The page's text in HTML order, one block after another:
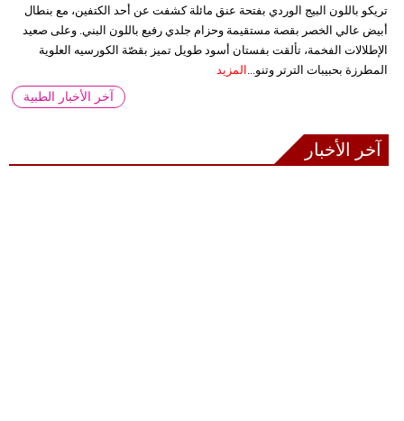
تريكو باللون البيج الوردي بفتحة عنق مائلة كشفت عن أحد الكتفين، مع بنطال
أبيض عالي الخصر بقصة مستقيمة وحزام جلدي رفيع باللون البني. وعلى صعيد
الإطلالات الفخمة، تألقت بفستان أسود طويل تميز بقصّة الكورسيه العلوية
المطرزة بحبيبات الترتر وتنو... المزيد
آخر الأخبار الطبية
آخر الأخبار